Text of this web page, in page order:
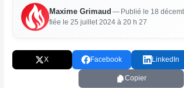
Maxime Gri­maud — Publié le 18
fiée le 25 juillet 2024 à 20 h 27
X Facebook LinkedIn
Copier